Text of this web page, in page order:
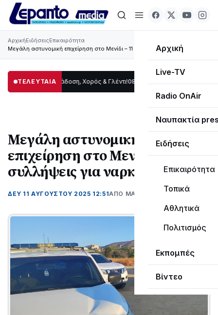
Αρχική
Live-TV
Radio OnAir
Ναυπακτία
Ειδήσεις
Επικαιρότητα
Τοπικά
Αθλητικά
Πολιτισμός
Εκπομπές
Βίντεο
ΑρχικήΕιδήσειςΕπικαιρότητα
Μεγάλη αστυνομική επιχείρηση στο Μενίδι – 11 συλλήψεις για ναρκωτικά
ΤΕΛΕΥΤΑΙΑ
Παράδοση, Χορός & Γλέντι! 08:41 ΤΟ ΠΑΡΤΥ ΣΥΝΕΧΙΖΕΤΑΙ…
Μεγάλη αστυνομική
επιχείρηση στο Μενίδι – 11
συλλήψεις για ναρκωτικά
ΔΕΥ 11 ΑΥΓΟΎΣΤΟΥ 2025 12:51ΑΠΌ ΜΑΝΤΩ ΚΑΠΕΝΤΖΩΝΗ